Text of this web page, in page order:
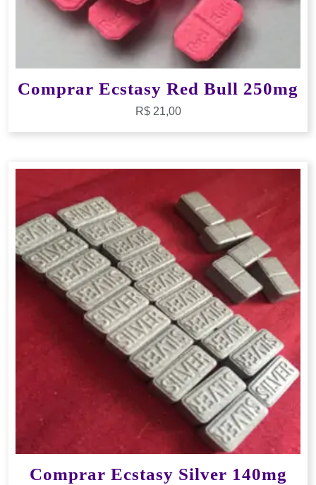
Comprar Ecstasy Red Bull 250mg
R$21,00
Comprar Ecstasy Silver 140mg